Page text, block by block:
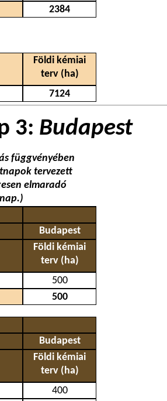
2384
Földi kémiai
terv (ha)
7124
3: Budapest
függvényében
tervezett
elmaradó
Budapest
Földi kémiai
terv (ha)
500
500
Budapest
Földi kémiai
terv (ha)
400